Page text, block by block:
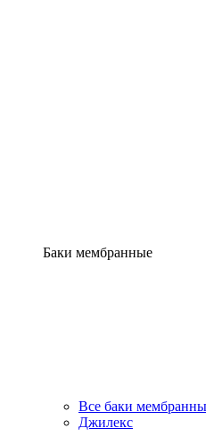
Баки мембранные
Все баки
Джилекс